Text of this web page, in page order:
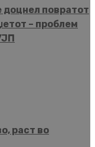
повратот
– проблем
раст во